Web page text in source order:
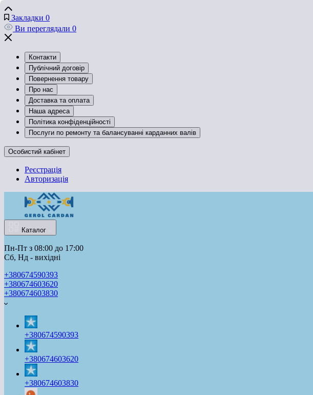
Закладки 0
Ви переглядали 0
Контакти
Публічний договір
Повернення товару
Про нас
Доставка та оплата
Наша адреса
Політика конфіденційності
Послуги по ремонту та балансуванні карданних валів
Особистий кабінет
Реєстрація
Авторизація
Каталог
Пн-Пт з 08:00 до 17:00
Сб, Нд - вихідні
+380674590393
+380674603620
+380674603830
+380674590393
+380674603620
+380674603830